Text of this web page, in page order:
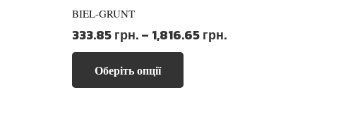
BIEL-GRUNT
333.85грн.– 1,816.65грн.Діапазон
Оберіть опції